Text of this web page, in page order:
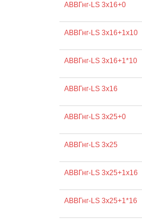
АВВГнг-LS 3х16+0
АВВГнг-LS 3х16+1х10
АВВГнг-LS 3х16+1*10
АВВГнг-LS 3х16
АВВГнг-LS 3х25+0
АВВГнг-LS 3х25
АВВГнг-LS 3х25+1х16
АВВГнг-LS 3х25+1*16